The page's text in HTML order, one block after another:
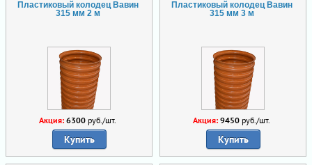
Пластиковый колодец Вавин
315 мм 2 м
Акция: 6300руб./шт.
Купить
Пластиковый колодец Вавин
315 мм 3 м
Акция: 9450руб./шт.
Купить